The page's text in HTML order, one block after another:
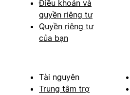
Điều khoản và
quyền riêng tư
Quyền riêng tư
của bạn
Tài nguyên
Trung tâm trợ